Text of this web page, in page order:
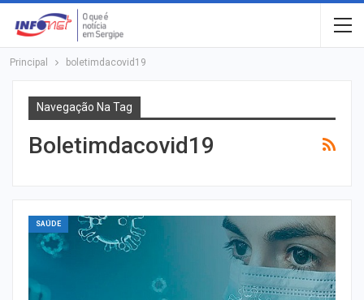
Principal boletimdacovid19
Navegação Na Tag
Boletimdacovid19
SAÚDE